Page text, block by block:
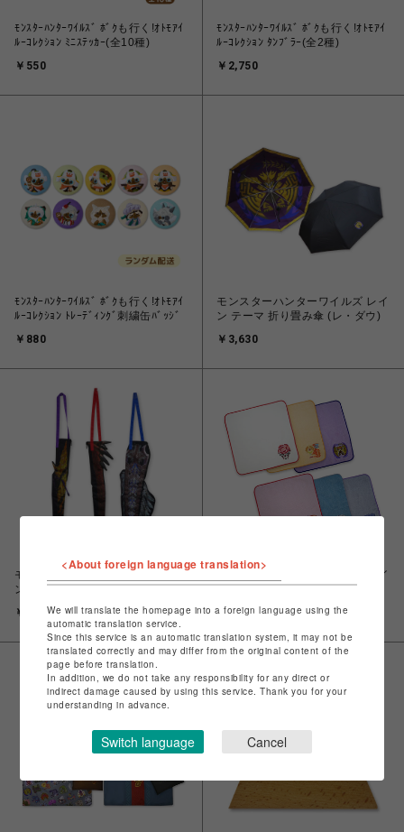
ﾓﾝｽﾀｰﾊﾝﾀｰﾜｲﾙｽﾞ ﾎﾞｸも行く!ｵﾄﾓｱｲ
ﾙｰｺﾚｸｼｮﾝ ﾐﾆｽﾃｯｶｰ(全10種)
￥550
ﾓﾝｽﾀｰﾊﾝﾀｰﾜｲﾙｽﾞ ﾎﾞｸも行く!ｵﾄﾓｱｲ
ﾙｰｺﾚｸｼｮﾝ ﾀﾝﾌﾞﾗｰ(全2種)
￥2,750
ﾓﾝｽﾀｰﾊﾝﾀｰﾜｲﾙｽﾞ ﾎﾞｸも行く!ｵﾄﾓｱｲ
ﾙｰｺﾚｸｼｮﾝ ﾄﾚｰﾃﾞｨﾝｸﾞ刺繍缶ﾊﾞｯｼﾞ
￥880
モンスターハンターワイルズ レイ
ン テーマ 折り畳み傘 (レ・ダウ)
￥3,630
モンスターハンターワイルズ レイ
ン テーマ 太刀 長傘カバー(全3種)
￥1,980
モンスターハンターワイルズ レイ
ン テーマ 刺繍タオル(全6種)
￥1,320
<About foreign language translation>
We will translate the homepage into a foreign language using the
automatic translation service.
Since this service is an automatic translation system, it may not be
translated correctly and may differ from the original content of the
page before translation.
In addition, we do not take any responsibility for any direct or
indirect damage caused by using this service. Thank you for your
understanding in advance.
Switch language Cancel